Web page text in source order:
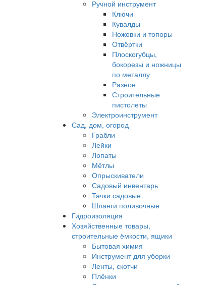
Ручной инструмент
Ключи
Кувалды
Ножовки и топоры
Отвёртки
Плоскогубцы,
бокорезы и ножницы
по металлу
Разное
Строительные
пистолеты
Электроинструмент
Сад, дом, огород
Грабли
Лейки
Лопаты
Мётлы
Опрыскиватели
Садовый инвентарь
Тачки садовые
Шланги поливочные
Гидроизоляция
Хозяйственные товары,
строительные ёмкости, ящики
Бытовая химия
Инструмент для уборки
Ленты, скотчи
Плёнки